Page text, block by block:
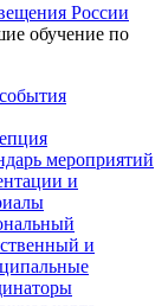
России
обучение по
мероприятий
и
и